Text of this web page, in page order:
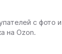
с фото и
на Ozon.